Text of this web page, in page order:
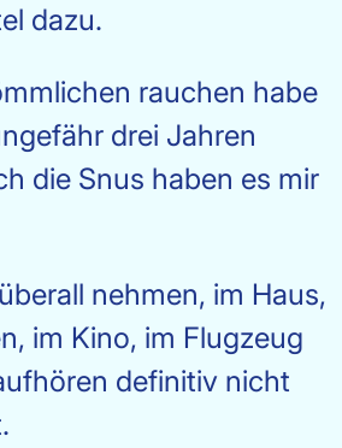
dazu.
rauchen habe
drei Jahren
die Snus haben es mir
nehmen, im Haus,
im Kino, im Flugzeug
definitiv nicht